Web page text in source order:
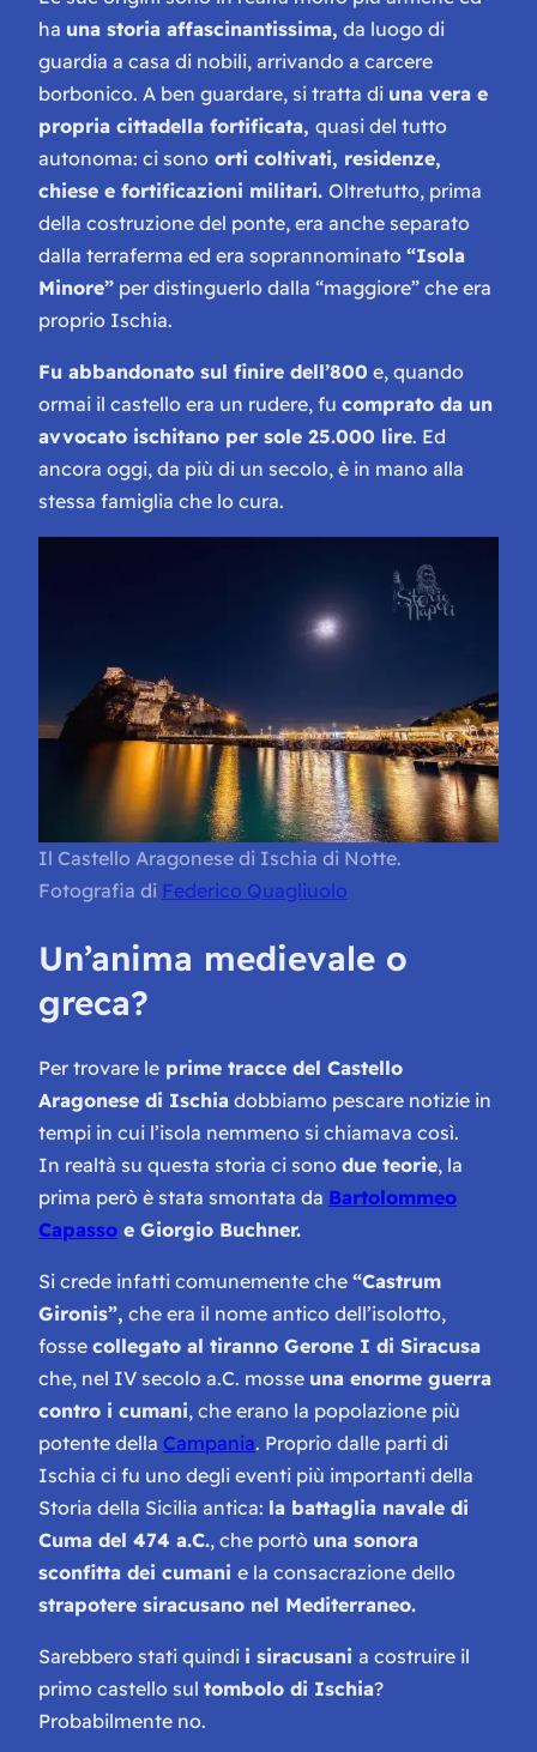
ha una storia affascinantissima, da luogo di
guardia a casa di nobili, arrivando a carcere
borbonico. A ben guardare, si tratta di una vera e
propria cittadella fortificata, quasi del tutto
autonoma: ci sono orti coltivati, residenze,
chiese e fortificazioni militari. Oltretutto, prima
della costruzione del ponte, era anche separato
dalla terraferma ed era soprannominato “Isola
Minore” per distinguerlo dalla “maggiore” che era
proprio Ischia.
Fu abbandonato sul finire dell’800 e, quando
ormai il castello era un rudere, fu comprato da un
avvocato ischitano per sole 25.000 lire. Ed
ancora oggi, da più di un secolo, è in mano alla
stessa famiglia che lo cura.
Il Castello Aragonese di Ischia di Notte.
Fotografia di Federico Quagliuolo
Un’anima medievale o
greca?
Per trovare le prime tracce del Castello
Aragonese di Ischia dobbiamo pescare notizie in
tempi in cui l’isola nemmeno si chiamava così.
In realtà su questa storia ci sono due teorie, la
prima però è stata smontata da Bartolommeo
Capasso e Giorgio Buchner.
Si crede infatti comunemente che “Castrum
Gironis”, che era il nome antico dell’isolotto,
fosse collegato al tiranno Gerone I di Siracusa
che, nel IV secolo a.C. mosse una enorme guerra
contro i cumani, che erano la popolazione più
potente della Campania. Proprio dalle parti di
Ischia ci fu uno degli eventi più importanti della
Storia della Sicilia antica: la battaglia navale di
Cuma del 474 a.C., che portò una sonora
sconfitta dei cumani e la consacrazione dello
strapotere siracusano nel Mediterraneo.
Sarebbero stati quindi i siracusani a costruire il
primo castello sul tombolo di Ischia?
Probabilmente no.